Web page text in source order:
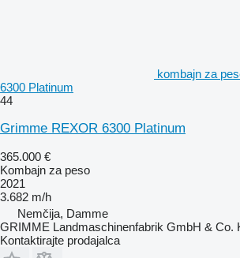
kombajn za
6300 Platinum
44
Grimme REXOR 6300 Platinum
365.000 €
Kombajn za peso
2021
3.682 m/h
Nemčija, Damme
GRIMME Landmaschinenfabrik GmbH & Co.
Kontaktirajte prodajalca